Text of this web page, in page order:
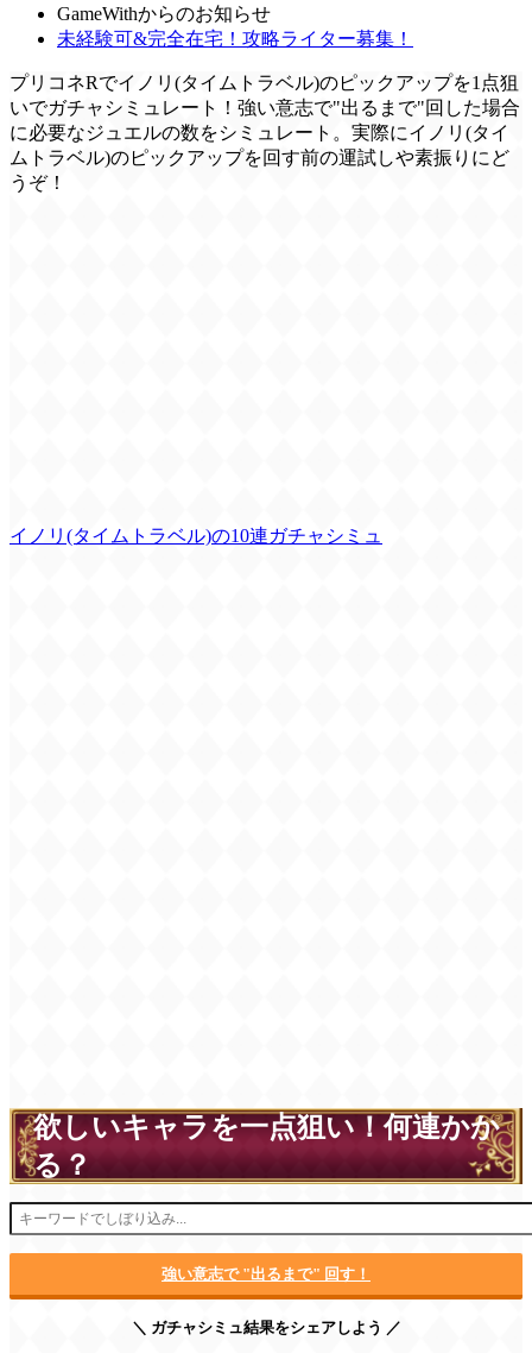
GameWithからのお知らせ
未経験可&完全在宅！攻略ライター募集！
プリコネRでイノリ(タイムトラベル)のピックアップを1点狙
いでガチャシミュレート！強い意志で"出るまで"回した場合
に必要なジュエルの数をシミュレート。実際にイノリ(タイ
ムトラベル)のピックアップを回す前の運試しや素振りにど
うぞ！
イノリ(タイムトラベル)の10連ガチャシミュ
欲しいキャラを一点狙い！何連かか
る？
強い意志で "出るまで" 回す！
＼ ガチャシミュ結果をシェアしよう ／